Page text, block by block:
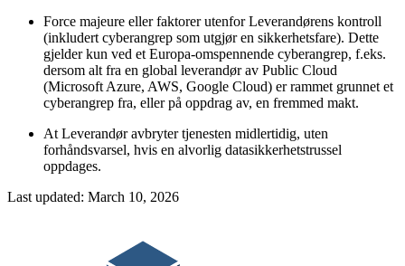
Force majeure eller faktorer utenfor Leverandørens kontroll
(inkludert cyberangrep som utgjør en sikkerhetsfare). Dette
gjelder kun ved et Europa-omspennende cyberangrep, f.eks.
dersom alt fra en global leverandør av Public Cloud
(Microsoft Azure, AWS, Google Cloud) er rammet grunnet et
cyberangrep fra, eller på oppdrag av, en fremmed makt.
At Leverandør avbryter tjenesten midlertidig, uten
forhåndsvarsel, hvis en alvorlig datasikkerhetstrussel
oppdages.
Last updated: March 10, 2026